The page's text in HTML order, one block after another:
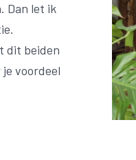
Dan let ik
dit beiden
voordeel